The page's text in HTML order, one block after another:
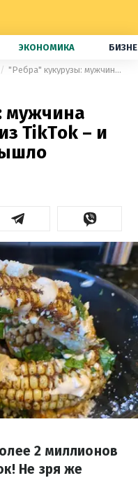
ЭКОНОМИКА
"Ребра" кукурузы: мужчина повторил рецепт из TikTok – и вот что из этого вышло
мужчина
TikTok – и
2 миллионов
Не зря же